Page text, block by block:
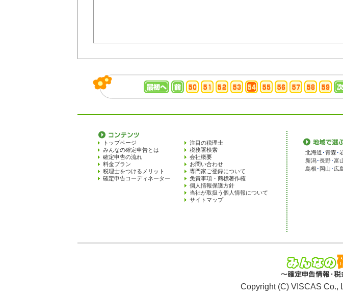
トップページ
みんなの確定申告とは
確定申告の流れ
料金プラン
税理士をつけるメリット
確定申告コーディネーター
注目の税理士
税務署検索
会社概要
お問い合わせ
専門家ご登録について
免責事項・商標著作権
個人情報保護方針
当社が取扱う個人情報について
サイトマップ
北海道 ･青森･
新潟･長野･富
島根 ･ 岡山 ･ 広
Copyright (C) VISCAS Co.,